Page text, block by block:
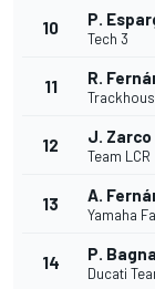
10 P.
Tech 3
11 R.
12 J. Zarco
Team LCR
13 A.
Yamaha
14 P.
Ducati